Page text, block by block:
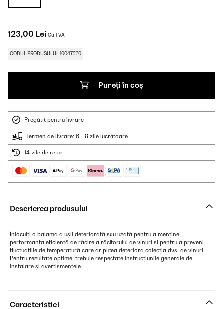
123,00 Lei Cu TVA
CODUL PRODUSULUI: 10047270
Puneți în coș
Pregătit pentru livrare
Termen de livrare: 6 - 8 zile lucrătoare
14 zile de retur
Descrierea produsului
Înlocuiți o balama a ușii deteriorată sau uzată pentru a menține
performanța eficientă de răcire a răcitorului de vinuri și pentru a preveni
fluctuațiile de temperatură care ar putea deteriora colecția dvs. de vinuri.
Pentru rezultate optime, trebuie respectate instrucțiunile generale de
instalare și avertismentele.
Caracteristici